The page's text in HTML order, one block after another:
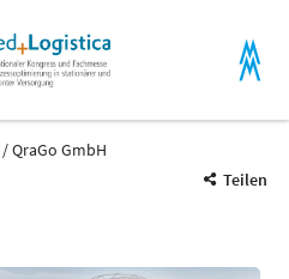
QraGo GmbH
Teilen